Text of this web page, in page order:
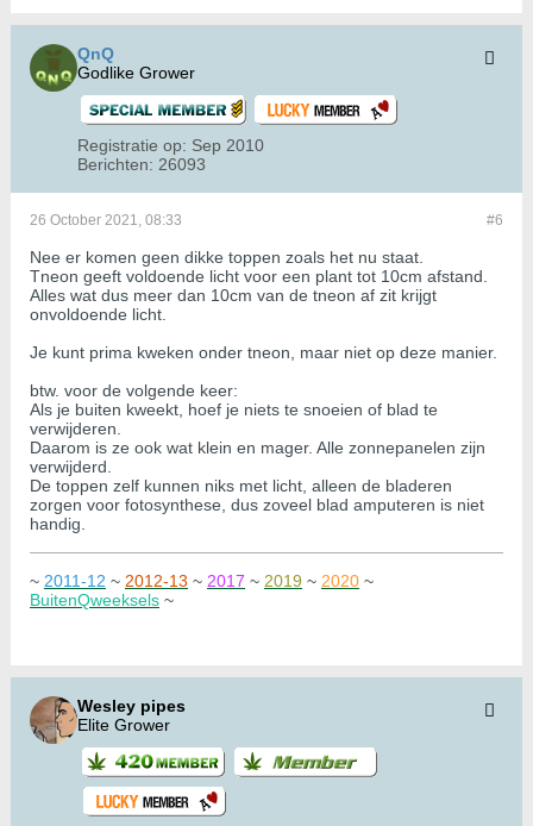
QnQ
Godlike Grower
Registratie op: Sep 2010
Berichten: 26093
#6
26 October 2021, 08:33
Nee er komen geen dikke toppen zoals het nu staat.
Tneon geeft voldoende licht voor een plant tot 10cm afstand.
Alles wat dus meer dan 10cm van de tneon af zit krijgt
onvoldoende licht.
Je kunt prima kweken onder tneon, maar niet op deze manier.
btw. voor de volgende keer:
Als je buiten kweekt, hoef je niets te snoeien of blad te
verwijderen.
Daarom is ze ook wat klein en mager. Alle zonnepanelen zijn
verwijderd.
De toppen zelf kunnen niks met licht, alleen de bladeren
zorgen voor fotosynthese, dus zoveel blad amputeren is niet
handig.
~ 2011-12 ~ 2012-13 ~ 2017 ~ 2019 ~ 2020 ~
BuitenQweeksels ~
Wesley pipes
Elite Grower